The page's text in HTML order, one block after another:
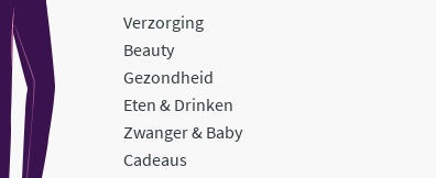
Verzorging
Beauty
Gezondheid
Eten & Drinken
Zwanger & Baby
Cadeaus